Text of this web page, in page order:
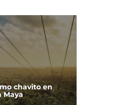
chavito en
Maya